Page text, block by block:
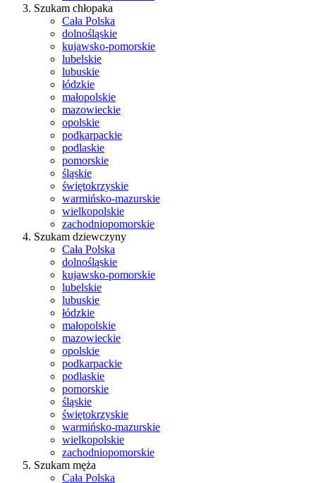
Szukam chłopaka
Cała Polska
dolnośląskie
kujawsko-pomorskie
lubelskie
lubuskie
łódzkie
małopolskie
mazowieckie
opolskie
podkarpackie
podlaskie
pomorskie
śląskie
świętokrzyskie
warmińsko-mazurskie
wielkopolskie
zachodniopomorskie
Szukam dziewczyny
Cała Polska
dolnośląskie
kujawsko-pomorskie
lubelskie
lubuskie
łódzkie
małopolskie
mazowieckie
opolskie
podkarpackie
podlaskie
pomorskie
śląskie
świętokrzyskie
warmińsko-mazurskie
wielkopolskie
zachodniopomorskie
Szukam męża
Cała Polska